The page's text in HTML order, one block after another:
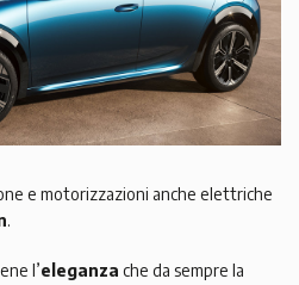
e motorizzazioni anche elettriche
.
l’eleganza che da sempre la